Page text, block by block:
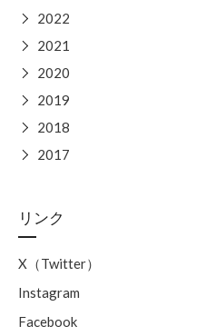
▶ 2022
▶ 2021
▶ 2020
▶ 2019
▶ 2018
▶ 2017
リンク
X（Twitter）
Instagram
Facebook